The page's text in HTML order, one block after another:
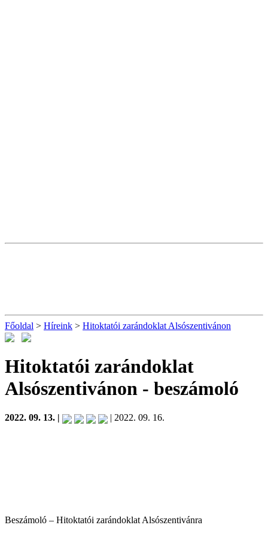
Főoldal > Híreink > Hitoktatói zarándoklat Alsószentivánon
Hitoktatói zarándoklat
Alsószentivánon - beszámoló
2022. 09. 13. | | 2022. 09. 16.
Beszámoló – Hitoktatói zarándoklat Alsószentivánra